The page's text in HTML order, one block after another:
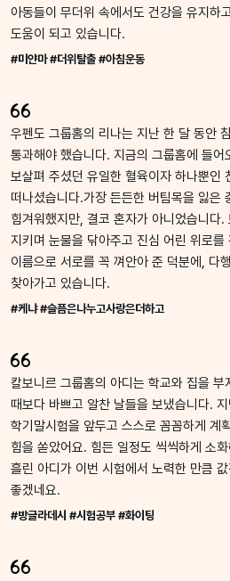
아동들이 무더위 속에서도 건강을 유지하
도움이 되고 있습니다.
#미얀마 #더위탈출 #아침운동
우펜도 그룹홈의 리나는 지난 한 달 동안
통과해야 했습니다. 지금의 그룹홈에 들어
보살펴 주셨던 유일한 혈육이자 하나뿐인
떠나셨습니다.가장 든든한 버팀목을 잃은
힘겨워했지만, 결코 혼자가 아니었습니다
지키며 눈물을 닦아주고 진심 어린 위로를
이름으로 서로를 꼭 껴안아 준 덕분에, 다
찾아가고 있습니다.
#케냐 #슬픔은나누고사랑은더하고
칼보니르 그룹홈의 아디는 학교와 집을 부
때보다 바쁘고 알찬 날들을 보냈습니다.
학기말시험을 앞두고 스스로 꼼꼼하게 계
힘을 쏟았어요. 힘든 일정도 씩씩하게 소
흘린 아디가 이번 시험에서 노력한 만큼
좋겠네요.
#방글라데시 #시험공부 #화이팅